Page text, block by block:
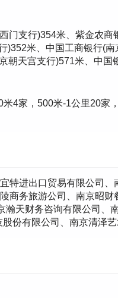
门支行)354米、紫金农商
米、中国工商银行(南
朝天宫支行)571米、中国
4家，500米-1公里20家
特进出口贸易有限公司、
商务旅游公司、南京昭财
天财务咨询有限公司、
份有限公司、南京清泽艺